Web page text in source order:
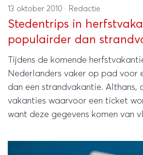
13 oktober 2010 · Redactie
Stedentrips in
populairder dan
Tijdens de komende
Nederlanders vaker op pad voor een stedenreis
dan een strandvakantie. Althans,
vakanties waarvoor een ticket
want deze gegevens komen van vliegtickets.nl. De
een korte vakantie boeken.